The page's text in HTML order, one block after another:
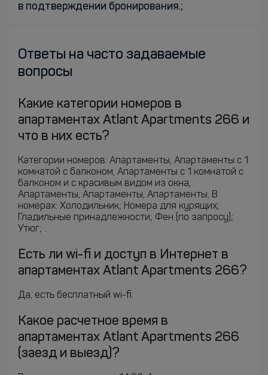
в подтверждении бронирования.;
Ответы на часто задаваемые
вопросы
Какие категории номеров в
апартаментах Atlant Apartments 266 и
что в них есть?
Категории номеров: Апартаменты, Апартаменты c 1
комнатой с балконом, Апартаменты c 1 комнатой с
балконом и с красивым видом из окна,
Апартаменты, Апартаменты, Апартаменты, В
номерах: Холодильник; Номера для курящих;
Гладильные принадлежности; Фен (по запросу);
Утюг; .
Есть ли wi-fi и доступ в Интернет в
апартаментах Atlant Apartments 266?
Да, есть бесплатный wi-fi.
Какое расчетное время в
апартаментах Atlant Apartments 266
(заезд и выезд)?